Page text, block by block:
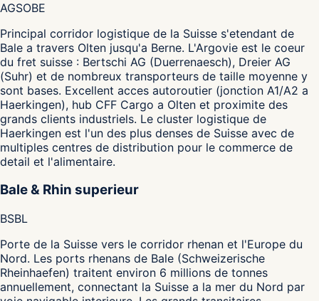
AGSOBE
Principal corridor logistique de la Suisse s'etendant de
Bale a travers Olten jusqu'a Berne. L'Argovie est le coeur
du fret suisse : Bertschi AG (Duerrenaesch), Dreier AG
(Suhr) et de nombreux transporteurs de taille moyenne y
sont bases. Excellent acces autoroutier (jonction A1/A2 a
Haerkingen), hub CFF Cargo a Olten et proximite des
grands clients industriels. Le cluster logistique de
Haerkingen est l'un des plus denses de Suisse avec de
multiples centres de distribution pour le commerce de
detail et l'alimentaire.
Bale & Rhin superieur
BSBL
Porte de la Suisse vers le corridor rhenan et l'Europe du
Nord. Les ports rhenans de Bale (Schweizerische
Rheinhaefen) traitent environ 6 millions de tonnes
annuellement, connectant la Suisse a la mer du Nord par